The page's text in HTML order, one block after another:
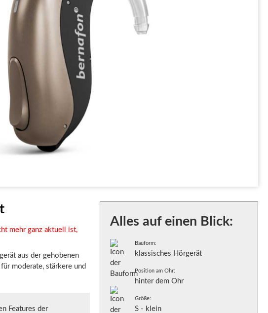
mehr ganz aktuell ist,
aus der gehobenen
moderate, stärkere und
Features der
Alles auf einen Blick:
Bauform:
klassisches Hörgerät
Position am Ohr:
hinter dem Ohr
Größe:
S - klein